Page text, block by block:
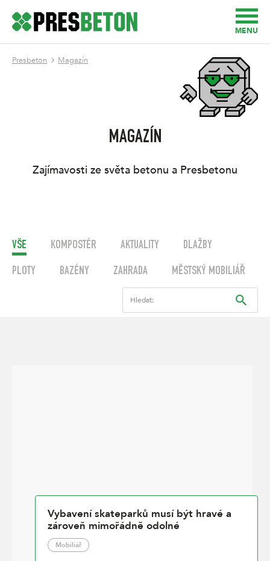
MENU
Presbeton Magazín
MAGAZÍN
Zajímavosti ze světa betonu a Presbetonu
VŠE KOMPOSTÉR AKTUALITY DLAŽBY
PLOTY BAZÉNY ZAHRADA MĚSTSKÝ MOBILIÁŘ
Hledat:
Vybavení skateparků musí být hravé a
zároveň mimořádně odolné
Mobiliář